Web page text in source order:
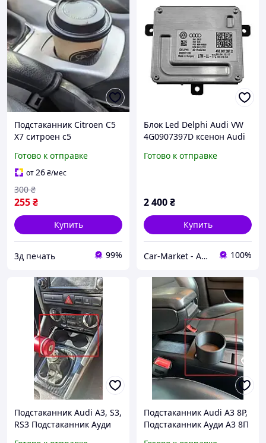
Подстаканник Citroen C5
X7 ситроен с5
Готово к отправке
от26₴/мес
255₴
300 ₴
Купить
3д печать 99%
Блок Led Delphi Audi VW
4G0907397D ксенон Audi
Готово к отправке
2 400₴
Купить
Car-Market - Авто-Свет 100%
Подстаканник Audi A3, S3,
RS3 Подстаканник Ауди
Подстаканник Audi A3 8P,
Подстаканник Ауди А3 8П